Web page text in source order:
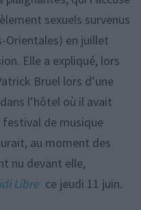
sexuels survenus
Orientales) en juillet
Elle a expliqué, lors
Bruel lors d’une
l’hôtel où il avait
festival de musique
au moment des
nu devant elle,
Libre ce jeudi 11 juin.